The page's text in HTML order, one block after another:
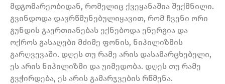
მდგომარეობიდან, რომელიც ქვეყანაშია შექმნილი.
გვინდოდა დავრწმუნებულიყავით, რომ ჩვენი ორი
გუნდის გაერთიანებას ექნებოდა ენერგია და
ოქროს გასაღები მძიმე ფონის, ნიჰილიზმის
გარღვევაში. დღეს თუ რამე არის დასამარცხებელი,
ეს არის ნიჰილიზმი და უიმედობა. დღეს თუ რამე
გვჭირდება, ეს არის გამარჯვების რწმენა.